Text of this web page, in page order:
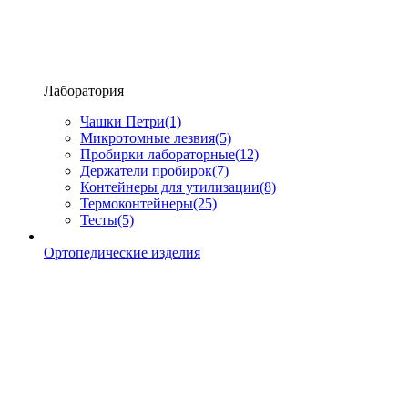
Лаборатория
Чашки Петри(1)
Микротомные лезвия(5)
Пробирки лабораторные(12)
Держатели пробирок(7)
Контейнеры для утилизации(8)
Термоконтейнеры(25)
Тесты(5)
Ортопедические изделия